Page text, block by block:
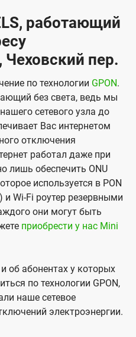
работающий
пер.
по технологии GPON.
без света, ведь мы
сетевого узла до
Вас интернетом
отключения
работал даже при
лишь обеспечить ONU
используется в PON
и Wi-Fi роутер резервными
они могут быть
приобрести у нас Mini
об абонентах у которых
по технологии GPON,
наше сетевое
электроэнергии.